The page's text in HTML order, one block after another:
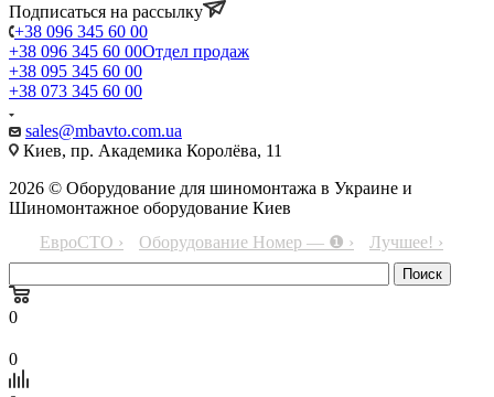
Подписаться на рассылку
+38 096 345 60 00
+38 096 345 60 00Отдел продаж
+38 095 345 60 00
+38 073 345 60 00
sales@mbavto.com.ua
Киев, пр. Академика Королёва, 11
2026 © Оборудование для шиномонтажа в Украине и
Шиномонтажное оборудование Киев
ЕвроСТО ›
Оборудование Номер — ❶ › Лучшее! ›
0
0